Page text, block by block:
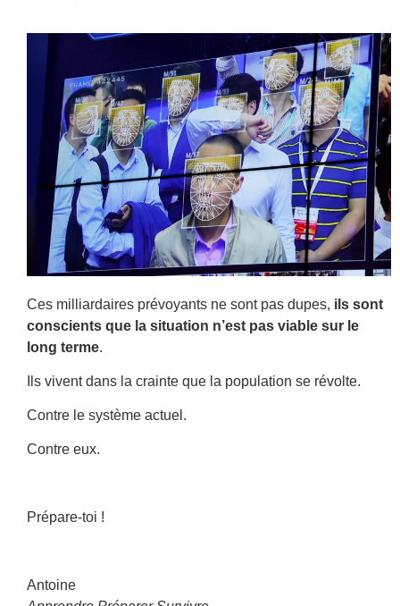
Ces milliardaires prévoyants ne sont pas dupes, ils sont
conscients que la situation n’est pas viable sur le
long terme.
Ils vivent dans la crainte que la population se révolte.
Contre le système actuel.
Contre eux.
Prépare-toi !
Antoine